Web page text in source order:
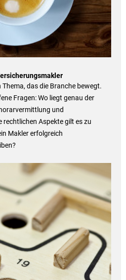
das die Branche bewegt.
Fragen: Wo liegt genau der
und
rechtlichen Aspekte gilt es zu
Makler erfolgreich